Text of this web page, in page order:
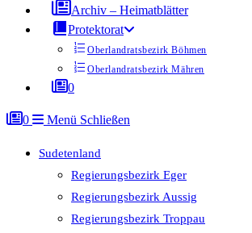
Archiv – Heimatblätter
Protektorat
Oberlandratsbezirk Böhmen
Oberlandratsbezirk Mähren
0
0 Menü Schließen
Sudetenland
Regierungsbezirk Eger
Regierungsbezirk Aussig
Regierungsbezirk Troppau